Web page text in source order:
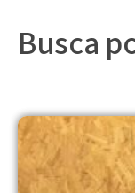
Busca